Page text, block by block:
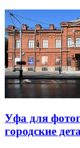
Уфа для
городские